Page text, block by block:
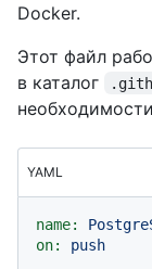
Docker.
Этот файл
в каталог
YAML
name:
on:
push